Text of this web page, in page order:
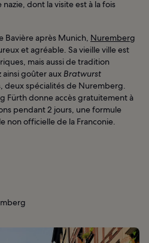
nazie, dont la visite est à la fois
Bavière après Munich, Nuremberg
et agréable. Sa vieille ville est
mais aussi de tradition
goûter aux Bratwurst
deux spécialités de Nuremberg.
Fürth donne accès gratuitement à
pendant 2 jours, une formule
non officielle de la Franconie.